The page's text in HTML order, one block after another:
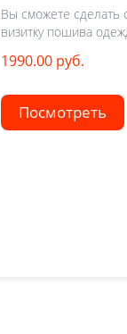
Вы сможете сделать
визитку пошива
1990.00 руб.
Посмотреть